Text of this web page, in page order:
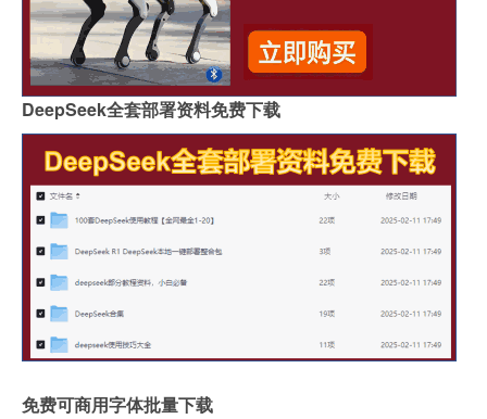
DeepSeek全套部署资料免费下载
免费可商用字体批量下载